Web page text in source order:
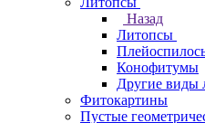
Назад
Литопсы
Конофитумы
Другие виды
Фитокартины
Пустые